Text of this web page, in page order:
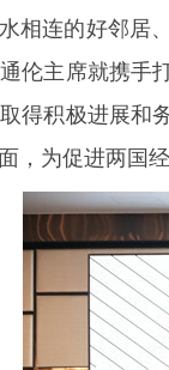
相连的好邻居
伦主席就携手
得积极进展和
，为促进两国